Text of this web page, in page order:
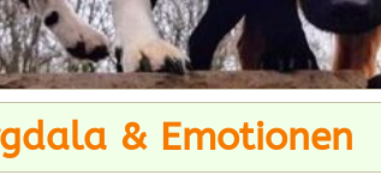
& Emotionen